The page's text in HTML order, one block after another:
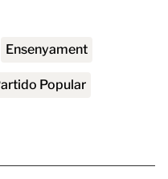
ensenyament
Partido Popular